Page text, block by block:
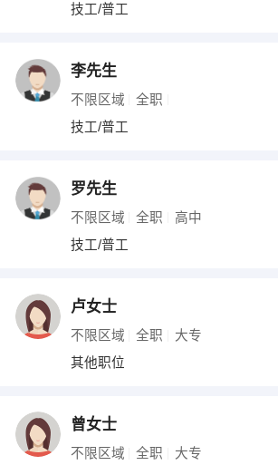
技工/普工
李先生
不限区域 全职
技工/普工
罗先生
不限区域 全职 高中
技工/普工
卢女士
不限区域 全职 大专
其他职位
曾女士
不限区域 全职 大专